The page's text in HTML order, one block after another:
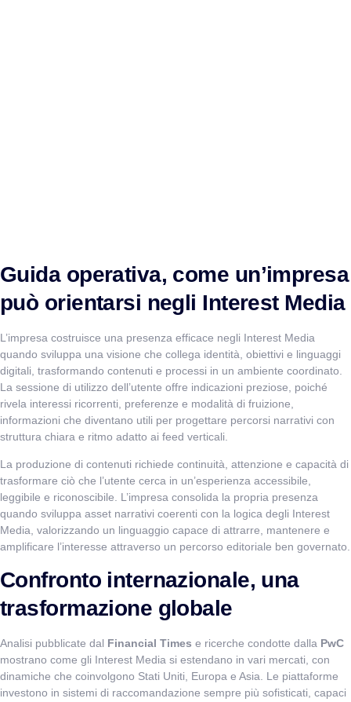
Guida operativa, come un’impresa
può orientarsi negli Interest Media
L’impresa costruisce una presenza efficace negli Interest Media
quando sviluppa una visione che collega identità, obiettivi e linguaggi
digitali, trasformando contenuti e processi in un ambiente coordinato.
La sessione di utilizzo dell’utente offre indicazioni preziose, poiché
rivela interessi ricorrenti, preferenze e modalità di fruizione,
informazioni che diventano utili per progettare percorsi narrativi con
struttura chiara e ritmo adatto ai feed verticali.
La produzione di contenuti richiede continuità, attenzione e capacità di
trasformare ciò che l’utente cerca in un’esperienza accessibile,
leggibile e riconoscibile. L’impresa consolida la propria presenza
quando sviluppa asset narrativi coerenti con la logica degli Interest
Media, valorizzando un linguaggio capace di attrarre, mantenere e
amplificare l’interesse attraverso un percorso editoriale ben governato.
Confronto internazionale, una
trasformazione globale
Analisi pubblicate dal Financial Times e ricerche condotte dalla PwC
mostrano come gli Interest Media si estendano in vari mercati, con
dinamiche che coinvolgono Stati Uniti, Europa e Asia. Le piattaforme
investono in sistemi di raccomandazione sempre più sofisticati, capaci